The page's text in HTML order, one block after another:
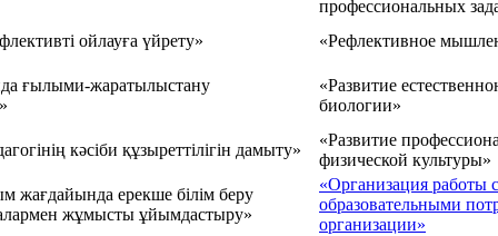
профессиональных
ойлауға үйрету»
«Рефлективное
ғылыми-жаратылыстану
«Развитие
биологии»
кәсіби құзыреттілігін дамыту»
«Развитие
физической культуры»
жағдайында ерекше білім беру
жұмысты ұйымдастыру»
«Организация работы
образовательными
организации»